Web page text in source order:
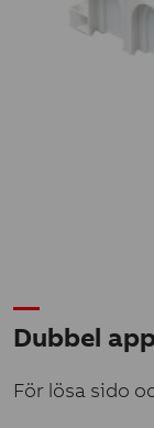
Dubbel
För lösa sido